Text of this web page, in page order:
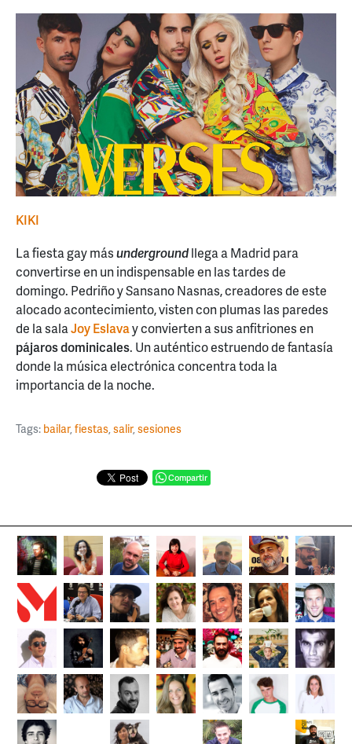
KIKI
La fiesta gay másundergroundllega a Madrid para
convertirse en un indispensable en las tardes de
domingo. Pedriño y Sansano Nasnas, creadores de este
alocado acontecimiento, visten con plumas las paredes
de la salaJoy Eslavay convierten a sus anfitriones en
pájaros dominicales. Un auténtico estruendo de fantasía
donde la música electrónica concentra toda la
importancia de la noche.
Tags: bailar,fiestas,salir,sesiones
Compartir